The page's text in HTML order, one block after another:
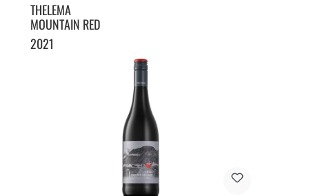
THELEMA
MOUNTAIN RED
2021